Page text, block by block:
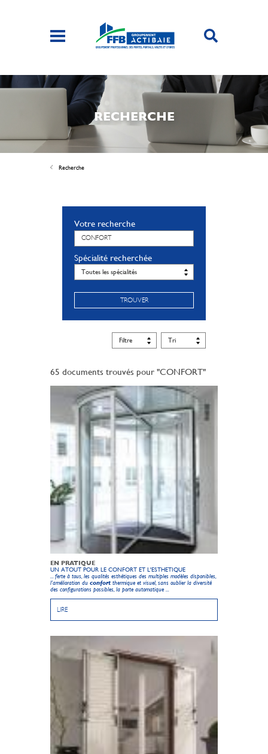
RECHERCHE
Recherche
Votre recherche
Spécialité recherchée
TROUVER
65 documents trouvés pour "CONFORT"
EN PRATIQUE
UN ATOUT POUR LE CONFORT ET L'ESTHETIQUE
... ferte à tous, les qualités esthétiques des multiples modèles disponibles,
l’amélioration du confort thermique et visuel, sans oublier la diversité
des configurations possibles, la porte automatique ...
LIRE